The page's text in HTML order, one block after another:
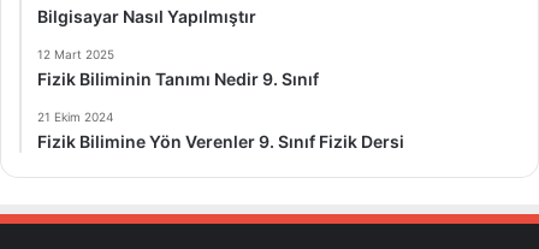
Bilgisayar Nasıl Yapılmıştır
12 Mart 2025
Fizik Biliminin Tanımı Nedir 9. Sınıf
21 Ekim 2024
Fizik Bilimine Yön Verenler 9. Sınıf Fizik Dersi